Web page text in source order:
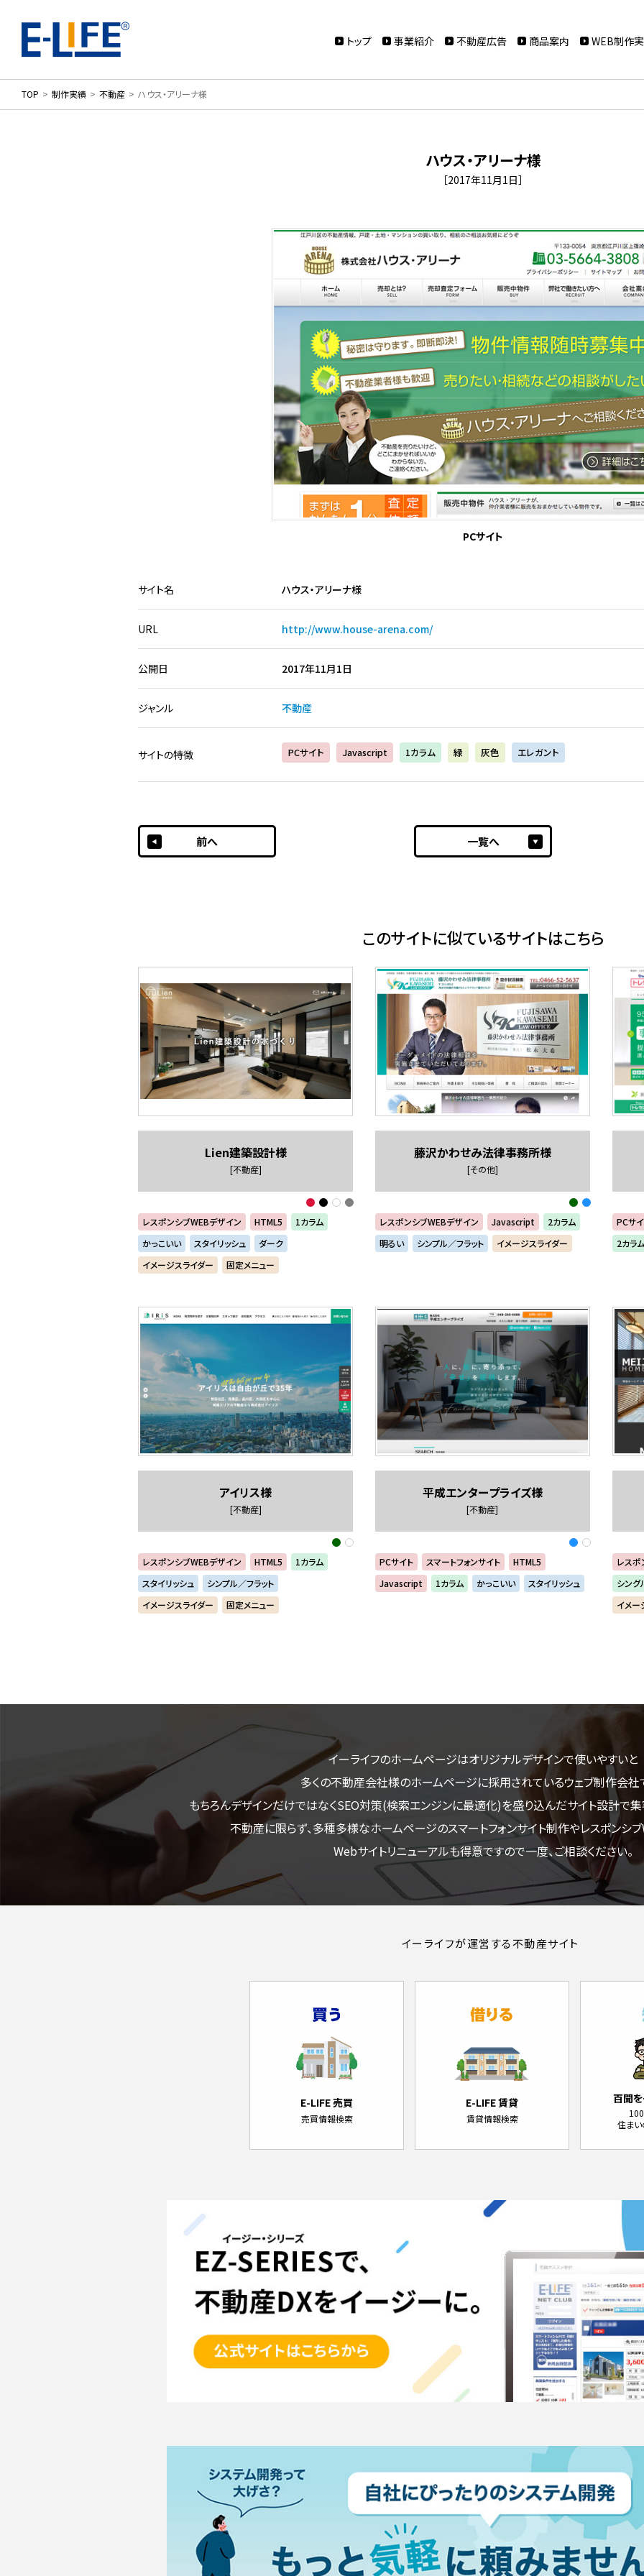
トップ 事業紹介 不動産広告 商品案内 WEB制作
TOP 制作実績 不動産 ハウス・アリーナ様
ハウス・アリーナ様
［2017年11月1日］
PCサイト
サイト名 ハウス・アリーナ様
URL http://www.house-arena.com/
公開日 2017年11月1日
ジャンル 不動産
サイトの特徴 PCサイト Javascript 1カラム 緑 灰色 エレガント
前へ 一覧へ
このサイトに似ているサイトはこちら
Lien建築設計様
[不動産]
レスポンシブWEBデザイン HTML5
1カラム
かっこいい
スタイリッシュ
ダーク
イメージスライダー
固定メニュー
藤沢かわせみ法律事務所様
[その他]
レスポンシブWEBデザイン Javascript
2カラム
明るい
シンプル／フラット イメージスライダー
PCサ
2カラム
アイリス様
[不動産]
レスポンシブWEBデザイン HTML5
1カラム
スタイリッシュ
シンプル／フラット
イメージスライダー
固定メニュー
平成エンタープライズ様
[不動産]
PCサイト スマートフォンサイト
HTML5
Javascript
1カラム かっこいい スタイリッシュ
レスポ
シン
イメー
イーライフのホームページはオリジナルデザインで使いやすいと
多くの不動産会社様のホームページに採用されているウェブ制作会社
もちろんデザインだけではなくSEO対策(検索エンジンに最適化)を盛り込んだサイト設計で
不動産に限らず、多種多様なホームページのスマートフォンサイト制作やレスポンシ
Webサイトリニューアルも得意ですので一度、ご相談ください。
イーライフが運営する不動産サイト
E-LIFE 売買
売買情報検索
E-LIFE 賃貸
賃貸情報検索
百聞
住まい